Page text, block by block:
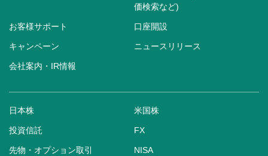
価検索など)
お客様サポート 口座開設
キャンペーン ニュースリリース
会社案内・IR情報
日本株 米国株
投資信託 FX
先物・オプション取引 NISA